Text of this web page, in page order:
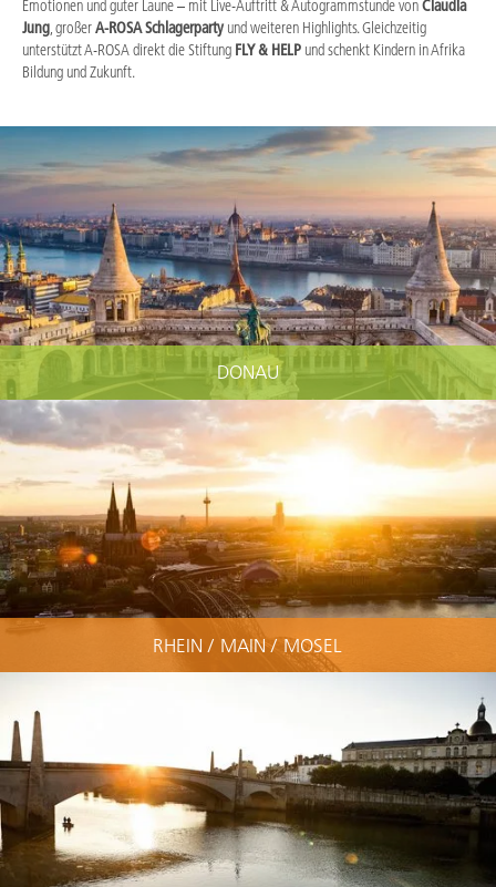
Emotionen und guter Laune – mit Live-Auftritt & Autogrammstunde vonClaudia
Jung, großerA-ROSA Schlagerparty und weiteren Highlights. Gleichzeitig
unterstützt A-ROSA direkt die Stiftung FLY & HELP und schenkt Kindern in Afrika
Bildung und Zukunft.
DONAU
RHEIN / MAIN / MOSEL